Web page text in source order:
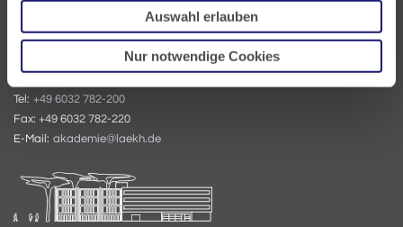
Auswahl erlauben
Nur notwendige Cookies
Akademie für Ärztliche Fort- und Weiterbildung
Carl-Oelemann-Weg 5
Tel: +49 6032 782-200
Fax: +49 6032 782-220
E-Mail: akademie@laekh.de